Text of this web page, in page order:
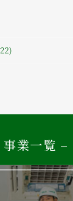
事業一覧 –